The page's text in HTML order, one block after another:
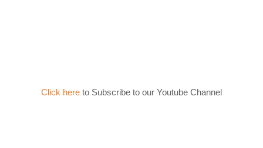
Click here to Subscribe to our Youtube Channel